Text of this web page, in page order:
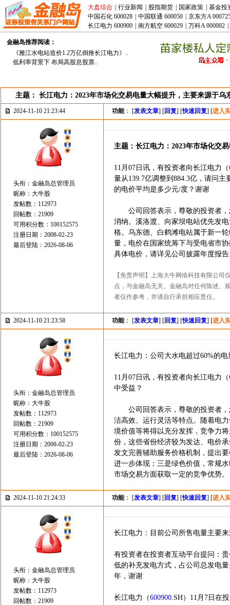
大盘综合 行业新闻 股指期货 国家政策
基金投
中国石化 600028
中国联通 600050
京东方A
长江电力 600900
南方航空 600029 万科A 000002
金融岛推荐阅读：
《雅江水电站造价1.2万亿倒推长江电力》..
低利率背景下 布局高股息股票..
主题： 长江电力：2023年市场化交易电量大幅提升，主要来源于乌
2024-11-10 21:23:44 功能： [发表文章] [回复] [快速回复] [进入
头衔：金融岛总管理员
昵称：大牛股
发帖数：112973
回帖数：21909
可用积分数：100152575
注册日期：2008-02-23
最后登陆：2026-08-06
主题：长江电力：2023年市场化交
11月07日讯，有投资者向长江电力（
量从139.7亿调整到884.3亿，请问
的电价平均是多少元/度？谢谢
公司回答表示，尊敬的投资者，
消纳。溪洛渡、向家坝电站优先发
格。乌东德、白鹤滩电站属于新一
量，电价在国家统筹下与受电省市
具体电价，请详见公司披露年度报
【免责声明】上海大牛网络科技有限公
点，与金融岛无关。金融岛对任何陈述、
者仅作参考，并请自行承担相应责任。
2024-11-10 21:23:58 功能： [发表文章] [回复] [快速回复] [进入
头衔：金融岛总管理员
昵称：大牛股
发帖数：112973
回帖数：21909
可用积分数：100152575
注册日期：2008-02-23
最后登陆：2026-08-06
长江电力：公司大水电超过60%的
11月07日讯，有投资者向长江电力（
中受益？
公司回答表示，尊敬的投资者，
洁高效、运行灵活等特点。随着电
境价值等将得以充分发挥，竞争力
份，这些省份经济较为发达、电价
发文完善辅助服务价格机制，提出
进一步体现；三是绿色价值，常规
市场交易方面获取一定的竞争优势。
2024-11-10 21:24:33 功能： [发表文章] [回复] [快速回复] [进入
头衔：金融岛总管理员
昵称：大牛股
发帖数：112973
回帖数：21909
长江电力：目前公司所售电量主要
有投资者在投资者互动平台提问：
低的补充发电方式，占公司总发电
年，谢谢
长江电力（600900.SH）11月7日在